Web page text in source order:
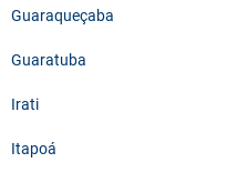
Guaraqueçaba
Guaratuba
Irati
Itapoá